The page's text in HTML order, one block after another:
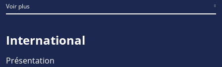
Voir plus
International
Présentation